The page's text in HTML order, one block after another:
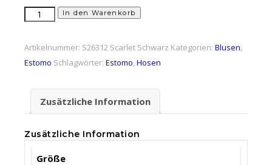
Bluse | Estomo | Scarlet | Schwarz Menge
In den Warenkorb
Artikelnummer: S26312 Scarlet Schwarz Kategorien: Blusen,
Estomo Schlagwörter: Estomo,Hosen
Zusätzliche Information
Zusätzliche Information
Größe